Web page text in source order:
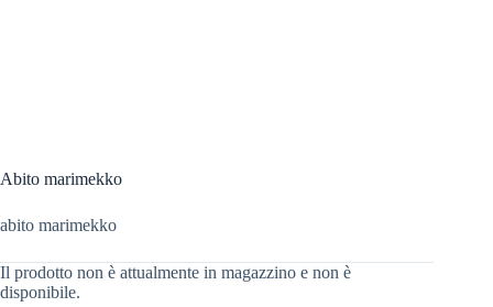
Abito marimekko
abito marimekko
Il prodotto non è attualmente in magazzino e non è
disponibile.